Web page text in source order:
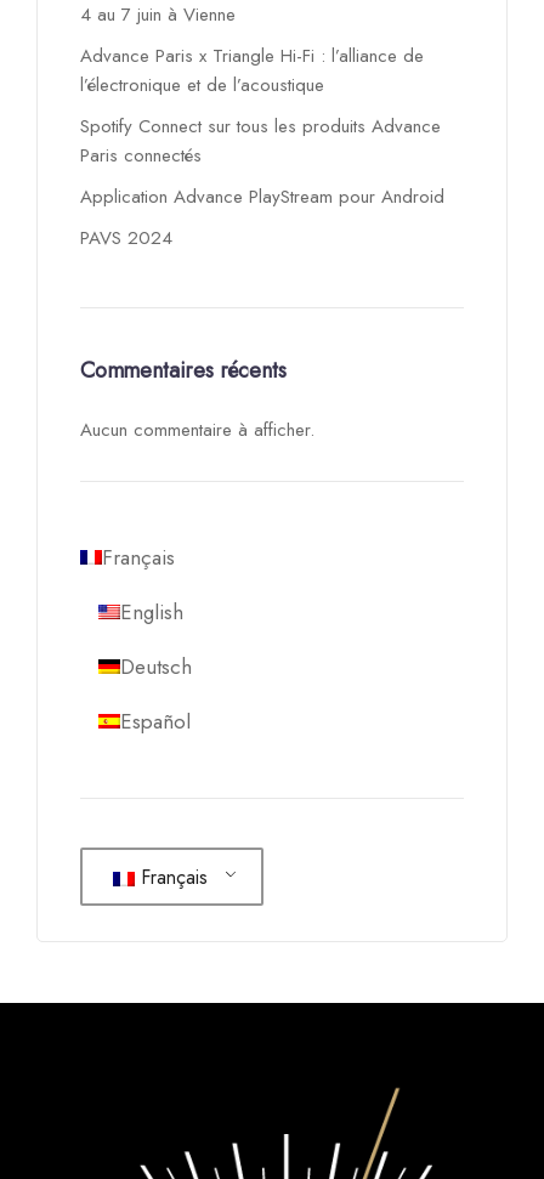
4 au 7 juin à Vienne
Advance Paris x Triangle Hi-Fi : l’alliance de
l’électronique et de l’acoustique
Spotify Connect sur tous les produits Advance
Paris connectés
Application Advance PlayStream pour Android
PAVS 2024
Commentaires récents
Aucun commentaire à afficher.
Français
English
Deutsch
Español
Français